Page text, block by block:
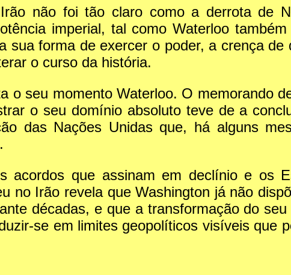
não foi tão claro como a derrota de
imperial, tal como Waterloo
sua forma de exercer o poder, a crença
o curso da história.
o seu momento Waterloo. O memorando
o seu domínio absoluto teve de a
das Nações Unidas que, há alguns
acordos que assinam em declínio e os
no Irão revela que Washington já não
décadas, e que a transformação do
se em limites geopolíticos visíveis que